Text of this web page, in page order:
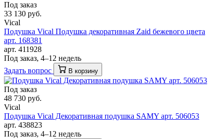
Под заказ
33 130 руб.
Vical
Подушка Vical Подушка декоративная Zaid бежевого цвета
арт. 168381
арт. 411928
Под заказ, 4–12 недель
Задать вопрос
В корзину
Под заказ
48 730 руб.
Vical
Подушка Vical Декоративная подушка SAMY арт. 506053
арт. 438823
Под заказ, 4–12 недель